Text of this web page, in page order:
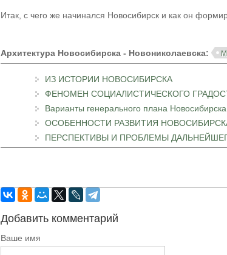
Итак, с чего же начинался Новосибирск и как он
Архитектура Новосибирска - Новониколаевска:
ИЗ ИСТОРИИ НОВОСИБИРСКА
ФЕНОМЕН СОЦИАЛИСТИЧЕСКОГО
Варианты генерального плана
ОСОБЕННОСТИ РАЗВИТИЯ
ПЕРСПЕКТИВЫ И ПРОБЛЕМЫ
Добавить комментарий
Ваше имя